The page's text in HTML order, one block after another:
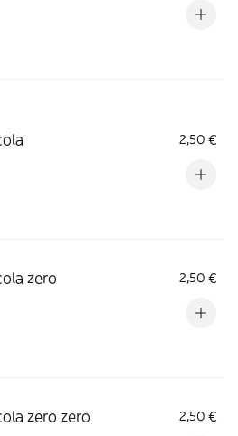
2,50 €
zero 2,50 €
zero zero 2,50 €